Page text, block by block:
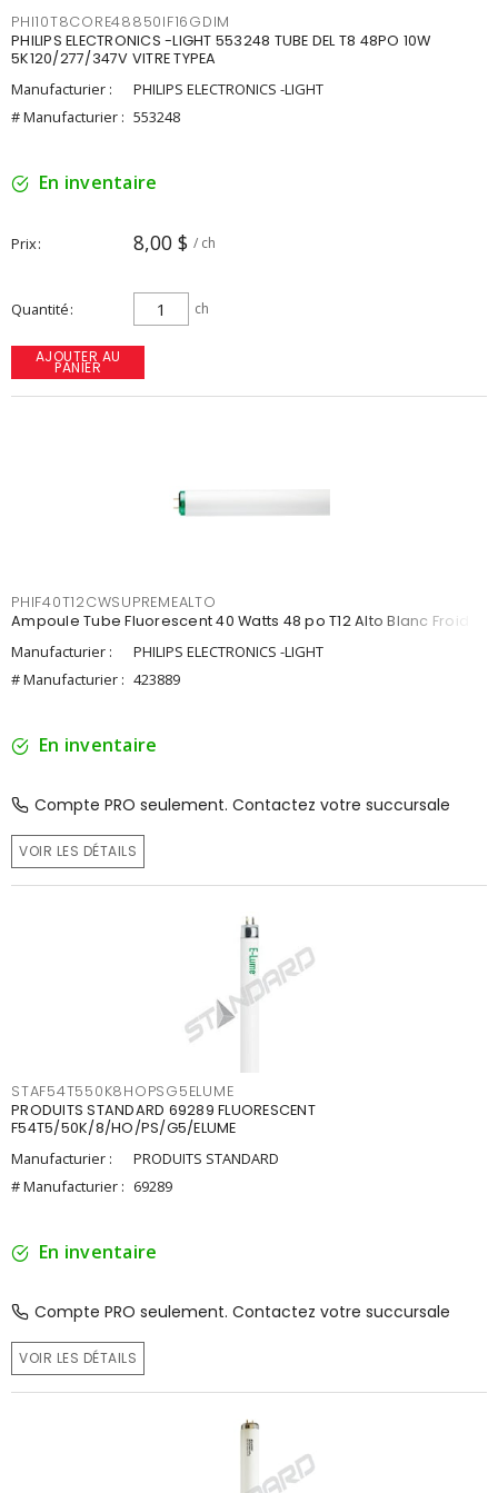
PHI10T8CORE48850IF16GDIM
PHILIPS ELECTRONICS -LIGHT 553248 TUBE DEL T8 48PO 10W
5K120/277/347V VITRE TYPEA
Manufacturier :
PHILIPS ELECTRONICS -LIGHT
# Manufacturier : 553248
En inventaire
Prix 8,00 $ / ch
Quantité ch
AJOUTER AU
PANIER
PHIF40T12CWSUPREMEALTO
Ampoule Tube Fluorescent 40 Watts 48 po T12 Alto Blanc Froid
Manufacturier :
PHILIPS ELECTRONICS -LIGHT
# Manufacturier : 423889
En inventaire
Compte PRO seulement. Contactez votre succursale
VOIR LES DÉTAILS
STAF54T550K8HOPSG5ELUME
PRODUITS STANDARD 69289 FLUORESCENT
F54T5/50K/8/HO/PS/G5/ELUME
Manufacturier :
PRODUITS STANDARD
# Manufacturier : 69289
En inventaire
Compte PRO seulement. Contactez votre succursale
VOIR LES DÉTAILS